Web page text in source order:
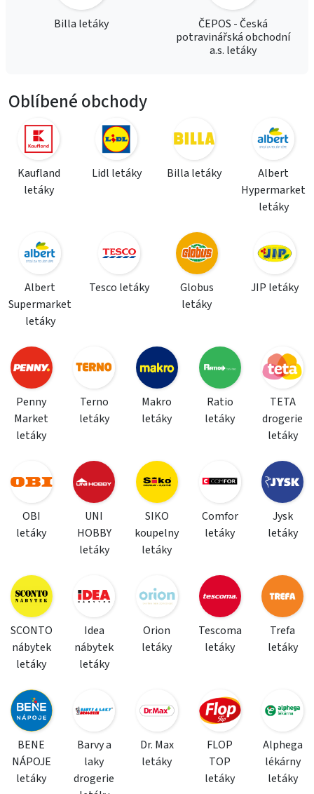
Billa letáky
ČEPOS - Česká
potravinářská obchodní
a.s. letáky
Oblíbené obchody
Kaufland
letáky
Lidl letáky Billa letáky
Albert
Hypermarket
letáky
Albert
Supermarket
letáky
Tesco letáky
Globus
letáky
JIP letáky
Penny
Market
letáky
Terno
letáky
Makro
letáky
Ratio
letáky
TETA
drogerie
letáky
OBI
letáky
UNI
HOBBY
letáky
SIKO
koupelny
letáky
Comfor
letáky
Jysk
letáky
SCONTO
nábytek
letáky
Idea
nábytek
letáky
Orion
letáky
Tescoma
letáky
Trefa
letáky
BENE
NÁPOJE
letáky
Barvy a
laky
drogerie
Dr. Max
letáky
FLOP
TOP
letáky
Alphega
lékárny
letáky